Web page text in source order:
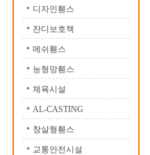
디자인휀스
잔디보호책
메쉬휀스
능형망휀스
체육시설
AL-CASTING
창살형휀스
교통안전시설